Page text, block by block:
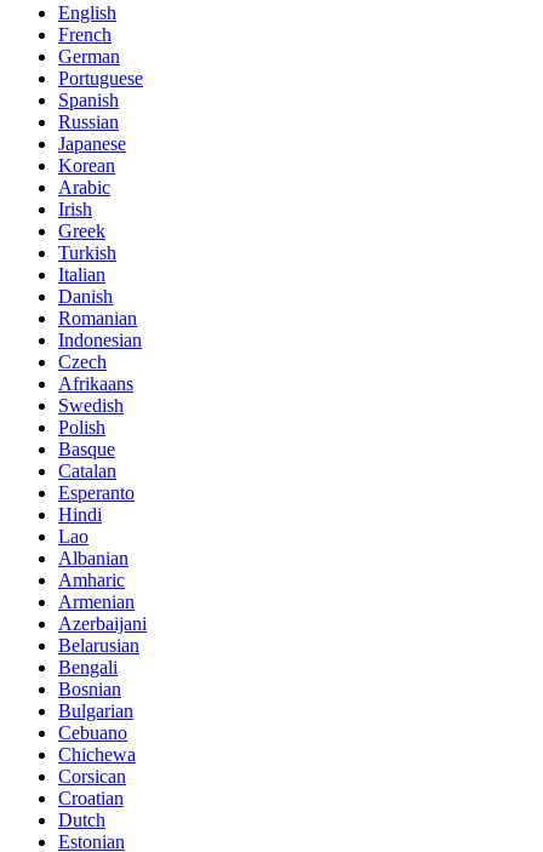
English
French
German
Portuguese
Spanish
Russian
Japanese
Korean
Arabic
Irish
Greek
Turkish
Italian
Danish
Romanian
Indonesian
Czech
Afrikaans
Swedish
Polish
Basque
Catalan
Esperanto
Hindi
Lao
Albanian
Amharic
Armenian
Azerbaijani
Belarusian
Bengali
Bosnian
Bulgarian
Cebuano
Chichewa
Corsican
Croatian
Dutch
Estonian